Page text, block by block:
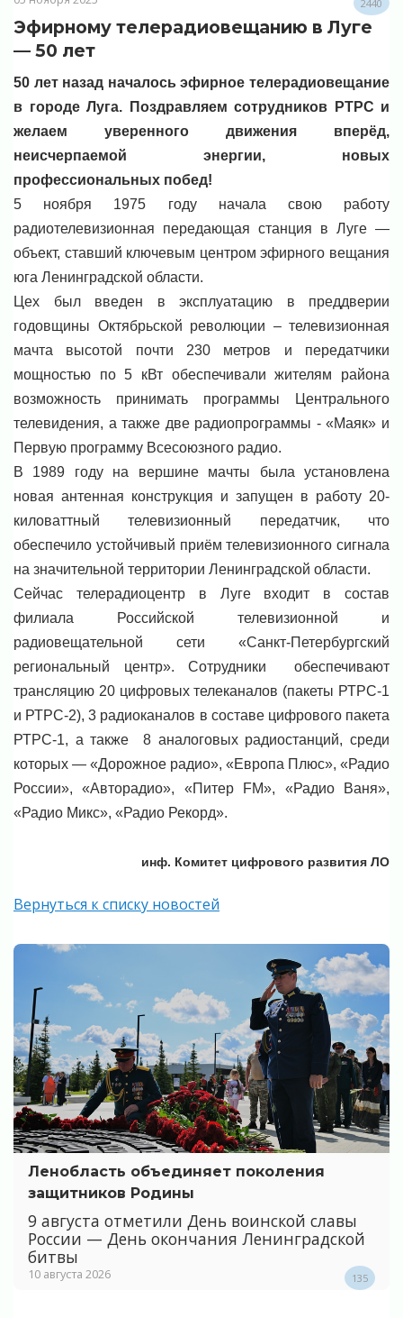
2440
Эфирному телерадиовещанию в Луге
— 50 лет
50 лет назад началось эфирное телерадиовещание
в городе Луга. Поздравляем сотрудников РТРС и
желаем уверенного движения вперёд,
неисчерпаемой энергии, новых
профессиональных побед!
5 ноября 1975 году начала свою работу
радиотелевизионная передающая станция в Луге —
объект, ставший ключевым центром эфирного вещания
юга Ленинградской области.
Цех был введен в эксплуатацию в преддверии
годовщины Октябрьской революции – телевизионная
мачта высотой почти 230 метров и передатчики
мощностью по 5 кВт обеспечивали жителям района
возможность принимать программы Центрального
телевидения, а также две радиопрограммы - «Маяк» и
Первую программу Всесоюзного радио.
В 1989 году на вершине мачты была установлена
новая антенная конструкция и запущен в работу 20-
киловаттный телевизионный передатчик, что
обеспечило устойчивый приём телевизионного сигнала
на значительной территории Ленинградской области.
Сейчас телерадиоцентр в Луге входит в состав
филиала Российской телевизионной и
радиовещательной сети «Санкт-Петербургский
региональный центр». Сотрудники обеспечивают
трансляцию 20 цифровых телеканалов (пакеты РТРС-1
и РТРС-2), 3 радиоканалов в составе цифрового пакета
РТРС-1, а также 8 аналоговых радиостанций, среди
которых — «Дорожное радио», «Европа Плюс», «Радио
России», «Авторадио», «Питер FM», «Радио Ваня»,
«Радио Микс», «Радио Рекорд».
инф. Комитет цифрового развития ЛО
Вернуться к списку новостей
Ленобласть объединяет поколения
защитников Родины
9 августа отметили День воинской славы
России — День окончания Ленинградской
битвы
10 августа 2026 135